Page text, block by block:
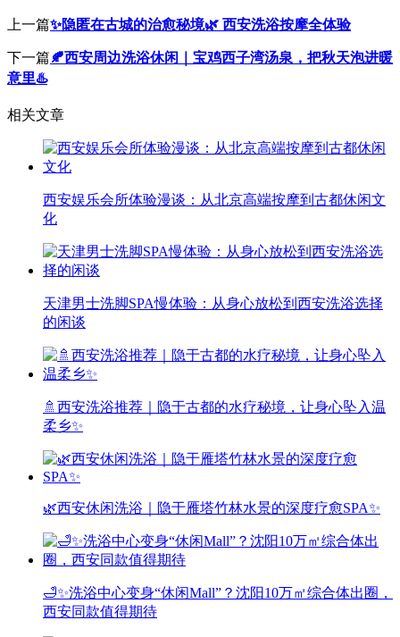
上一篇✨隐匿在古城的治愈秘境🌿 西安洗浴按摩全体验
下一篇🍂西安周边洗浴休闲｜宝鸡西子湾汤泉，把秋天泡进暖
意里♨️
相关文章
西安娱乐会所体验漫谈：从北京高端按摩到古都休闲文
化
天津男士洗脚SPA慢体验：从身心放松到西安洗浴选择
的闲谈
🚿西安洗浴推荐｜隐于古都的水疗秘境，让身心坠入温
柔乡✨
🌿西安休闲洗浴｜隐于雁塔竹林水景的深度疗愈SPA✨
🛁✨洗浴中心变身“休闲Mall”？沈阳10万㎡综合体出圈，
西安同款值得期待